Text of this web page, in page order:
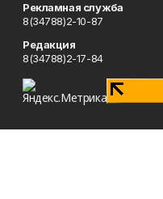
Рекламная служба
8(34788)2-10-87
Редакция
8(34788)2-17-84